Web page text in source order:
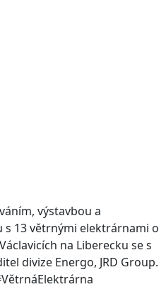
výstavbou a
13 větrnými elektrárnami o
na Liberecku se s
divize Energo, JRD Group.